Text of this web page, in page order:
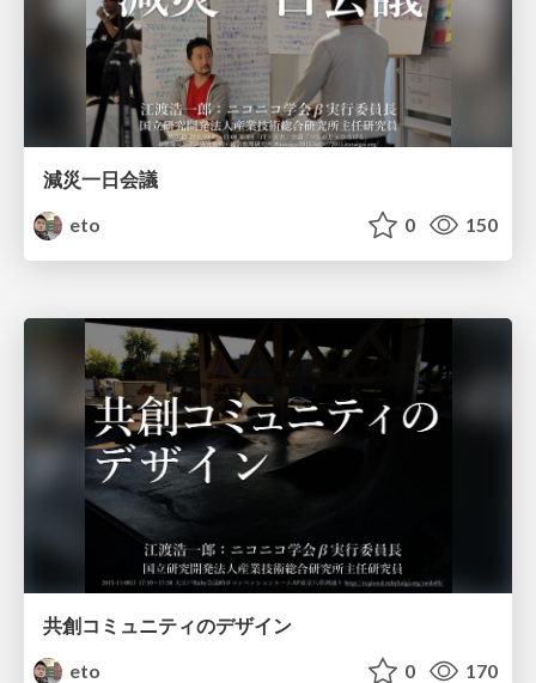
減災一日会議
eto
0 150
共創コミュニティのデザイン
eto
0 170